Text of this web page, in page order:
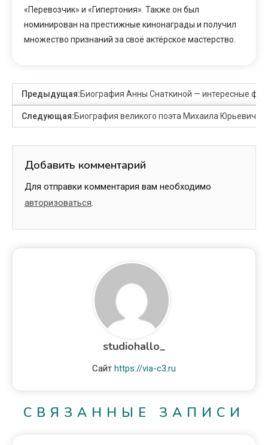
«Перевозчик» и «Гипертония». Также он был
номинирован на престижные кинонаграды и получил
множество признаний за своё актёрское мастерство.
Предыдущая:Биография Анны Снаткиной — интересные
Следующая:Биография великого поэта Михаила Юрьевича
Добавить комментарий
Для отправки комментария вам необходимо
авторизоваться.
studiohallo_
Сайт https://via-c3.ru
СВЯЗАННЫЕ ЗАПИСИ